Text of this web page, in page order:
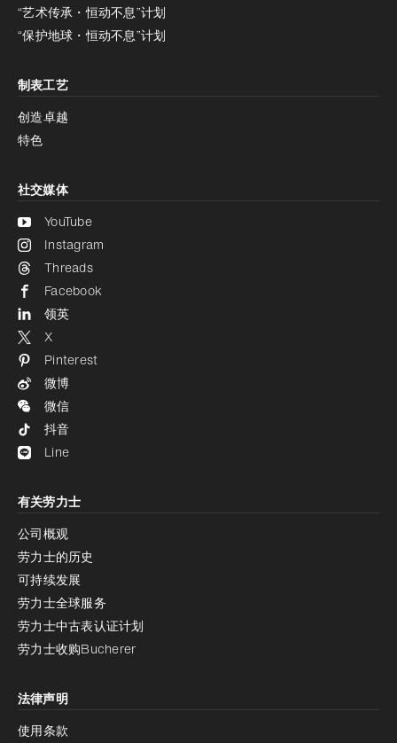
减少动画
停用
“艺术传承・恒动不息”计划
“保护地球・恒动不息”计划
制表工艺
创造卓越
特色
社交媒体
YouTube
Instagram
Threads
Facebook
领英
X
Pinterest
微博
微信
抖音
Line
有关劳力士
公司概观
劳力士的历史
可持续发展
劳力士全球服务
劳力士中古表认证计划
劳力士收购Bucherer
法律声明
使用条款